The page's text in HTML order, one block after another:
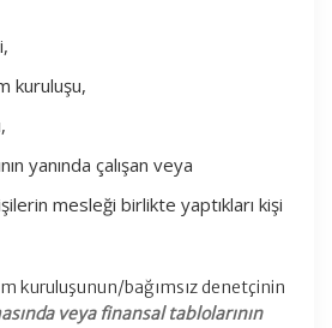
kuruluşu,
yanında çalışan veya
mesleği birlikte yaptıkları kişi
kuruluşunun/bağımsız denetçinin
veya finansal tablolarının